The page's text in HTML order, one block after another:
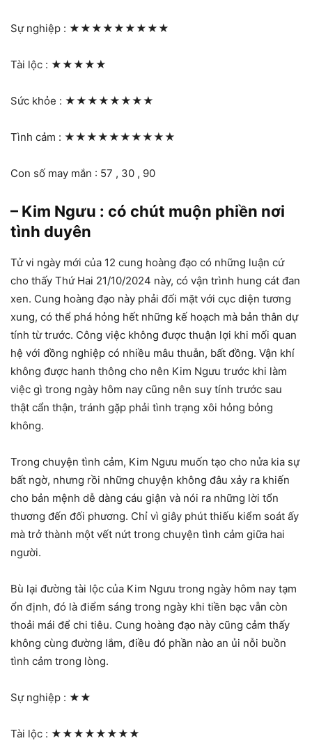
Sự nghiệp : ★★★★★★★★★
Tài lộc : ★★★★★
Sức khỏe : ★★★★★★★★
Tình cảm : ★★★★★★★★★★
Con số may mắn : 57 , 30 , 90
– Kim Ngưu : có chút muộn phiền nơi
tình duyên
Tử vi ngày mới của 12 cung hoàng đạo có những luận cứ
cho thấy Thứ Hai 21/10/2024 này, có vận trình hung cát đan
xen. Cung hoàng đạo này phải đối mặt với cục diện tương
xung, có thể phá hỏng hết những kế hoạch mà bản thân dự
tính từ trước. Công việc không được thuận lợi khi mối quan
hệ với đồng nghiệp có nhiều mâu thuẫn, bất đồng. Vận khí
không được hanh thông cho nên Kim Ngưu trước khi làm
việc gì trong ngày hôm nay cũng nên suy tính trước sau
thật cẩn thận, tránh gặp phải tình trạng xôi hỏng bỏng
không.
Trong chuyện tình cảm, Kim Ngưu muốn tạo cho nửa kia sự
bất ngờ, nhưng rồi những chuyện không đâu xảy ra khiến
cho bản mệnh dễ dàng cáu giận và nói ra những lời tổn
thương đến đối phương. Chỉ vì giây phút thiếu kiểm soát ấy
mà trở thành một vết nứt trong chuyện tình cảm giữa hai
người.
Bù lại đường tài lộc của Kim Ngưu trong ngày hôm nay tạm
ổn định, đó là điểm sáng trong ngày khi tiền bạc vẫn còn
thoải mái để chi tiêu. Cung hoàng đạo này cũng cảm thấy
không cùng đường lắm, điều đó phần nào an ủi nỗi buồn
tình cảm trong lòng.
Sự nghiệp : ★★
Tài lộc : ★★★★★★★★